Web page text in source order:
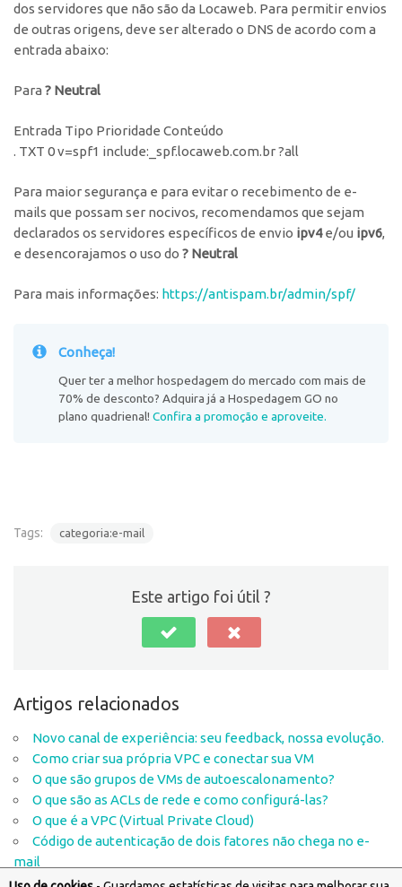
dos servidores que não são da Locaweb. Para permitir envios
de outras origens, deve ser alterado o DNS de acordo com a
entrada abaixo:
Para ? Neutral
Entrada Tipo Prioridade Conteúdo
. TXT 0 v=spf1 include:_spf.locaweb.com.br ?all
Para maior segurança e para evitar o recebimento de e-
mails que possam ser nocivos, recomendamos que sejam
declarados os servidores específicos de envio ipv4e/ou ipv6,
e desencorajamos o uso do ? Neutral
Para mais informações: https://antispam.br/admin/spf/
Conheça!
Quer ter a melhor hospedagem do mercado com mais de
70% de desconto? Adquira já a Hospedagem GO no
plano quadrienal! Confira a promoção e aproveite.
Tags: categoria:e-mail
Este artigo foi útil ?
Artigos relacionados
Novo canal de experiência: seu feedback, nossa evolução.
Como criar sua própria VPC e conectar sua VM
O que são grupos de VMs de autoescalonamento?
O que são as ACLs de rede e como configurá-las?
O que é a VPC (Virtual Private Cloud)
Código de autenticação de dois fatores não chega no e-
mail